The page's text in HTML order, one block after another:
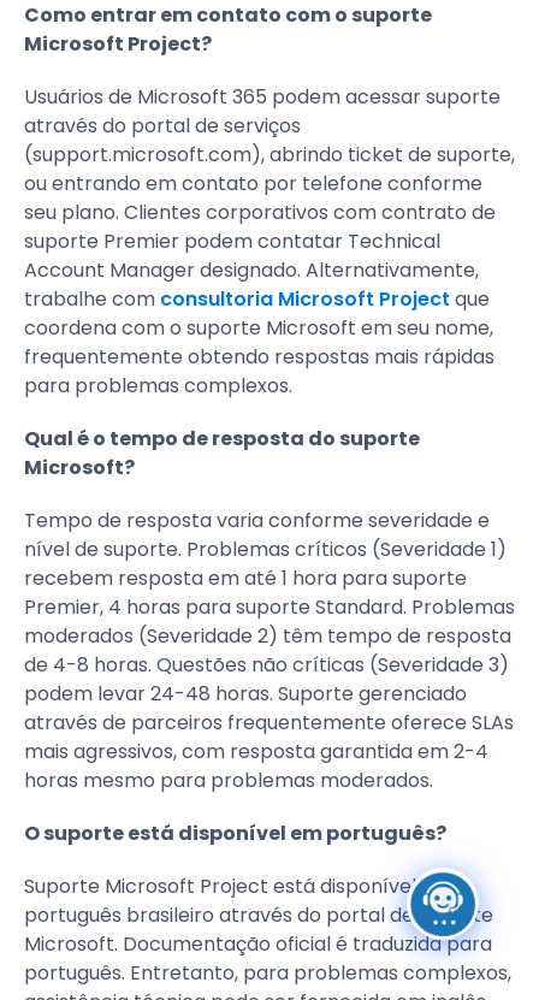
Como entrar em contato com o suporte
Microsoft Project?
Usuários de Microsoft 365 podem acessar suporte
através do portal de serviços
(support.microsoft.com), abrindo ticket de suporte,
ou entrando em contato por telefone conforme
seu plano. Clientes corporativos com contrato de
suporte Premier podem contatar Technical
Account Manager designado. Alternativamente,
trabalhe com consultoria Microsoft Project que
coordena com o suporte Microsoft em seu nome,
frequentemente obtendo respostas mais rápidas
para problemas complexos.
Qual é o tempo de resposta do suporte
Microsoft?
Tempo de resposta varia conforme severidade e
nível de suporte. Problemas críticos (Severidade 1)
recebem resposta em até 1 hora para suporte
Premier, 4 horas para suporte Standard. Problemas
moderados (Severidade 2) têm tempo de resposta
de 4-8 horas. Questões não críticas (Severidade 3)
podem levar 24-48 horas. Suporte gerenciado
através de parceiros frequentemente oferece SLAs
mais agressivos, com resposta garantida em 2-4
horas mesmo para problemas moderados.
O suporte está disponível em português?
Suporte Microsoft Project está disponível em
português brasileiro através do portal de suporte
Microsoft. Documentação oficial é traduzida para
português. Entretanto, para problemas complexos,